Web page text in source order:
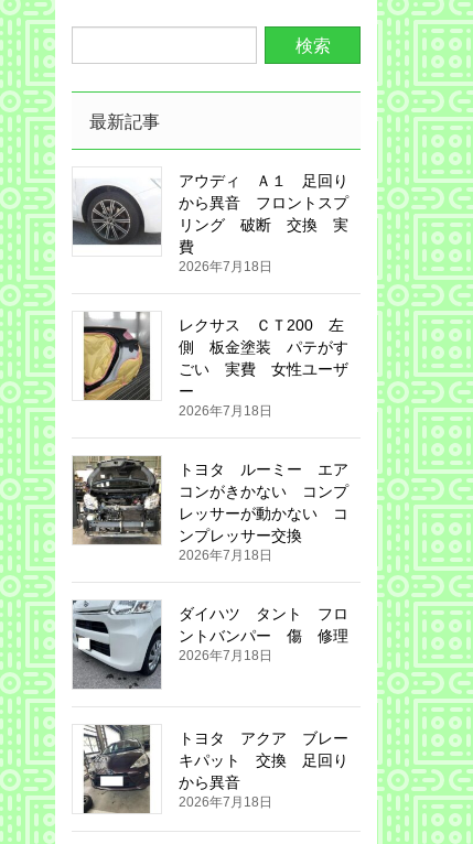
最新記事
アウディ Ａ１ 足回り
から異音 フロントスプ
リング 破断 交換 実
費
2026年7月18日
レクサス ＣＴ200 左
側 板金塗装 パテがす
ごい 実費 女性ユーザ
ー
2026年7月18日
トヨタ ルーミー エア
コンがきかない コンプ
レッサーが動かない コ
ンプレッサー交換
2026年7月18日
ダイハツ タント フロ
ントバンパー 傷 修理
2026年7月18日
トヨタ アクア ブレー
キパット 交換 足回り
から異音
2026年7月18日